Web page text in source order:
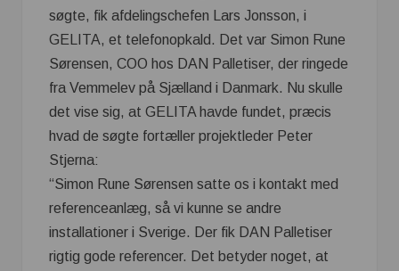
søgte, fik afdelingschefen Lars Jonsson, i
GELITA, et telefonopkald. Det var Simon Rune
Sørensen, COO hos DAN Palletiser, der ringede
fra Vemmelev på Sjælland i Danmark. Nu skulle
det vise sig, at GELITA havde fundet, præcis
hvad de søgte fortæller projektleder Peter
Stjerna:
“Simon Rune Sørensen satte os i kontakt med
referenceanlæg, så vi kunne se andre
installationer i Sverige. Der fik DAN Palletiser
rigtig gode referencer. Det betyder noget, at